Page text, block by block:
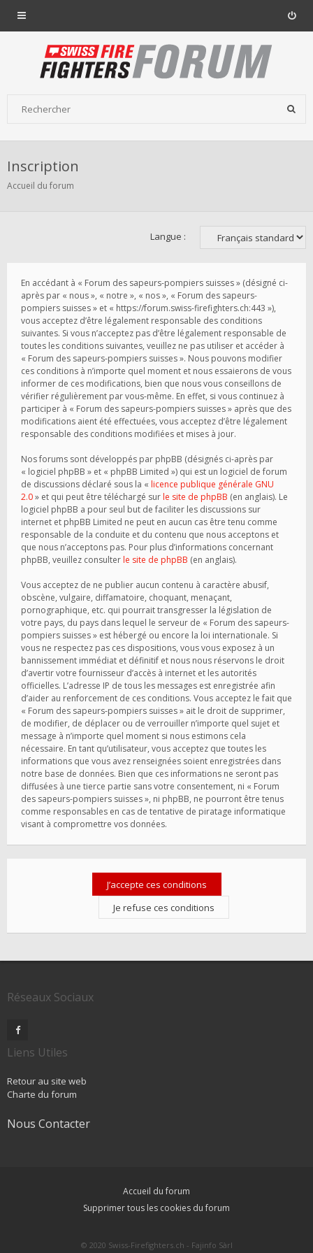
Inscription
Accueil du forum
Langue :
En accédant à « Forum des sapeurs-pompiers suisses » (désigné ci-
après par « nous », « notre », « nos », « Forum des sapeurs-
pompiers suisses » et « https://forum.swiss-firefighters.ch:443 »),
vous acceptez d’être légalement responsable des conditions
suivantes. Si vous n’acceptez pas d’être légalement responsable de
toutes les conditions suivantes, veuillez ne pas utiliser et accéder à
« Forum des sapeurs-pompiers suisses ». Nous pouvons modifier
ces conditions à n’importe quel moment et nous essaierons de vous
informer de ces modifications, bien que nous vous conseillons de
vérifier régulièrement par vous-même. En effet, si vous continuez à
participer à « Forum des sapeurs-pompiers suisses » après que des
modifications aient été effectuées, vous acceptez d’être légalement
responsable des conditions modifiées et mises à jour.
Nos forums sont développés par phpBB (désignés ci-après par
« logiciel phpBB » et « phpBB Limited ») qui est un logiciel de forum
de discussions déclaré sous la « licence publique générale GNU
2.0» et qui peut être téléchargé sur le site de phpBB (en anglais). Le
logiciel phpBB a pour seul but de faciliter les discussions sur
internet et phpBB Limited ne peut en aucun cas être tenu comme
responsable de la conduite et du contenu que nous acceptons et
que nous n’acceptons pas. Pour plus d’informations concernant
phpBB, veuillez consulter le site de phpBB (en anglais).
Vous acceptez de ne publier aucun contenu à caractère abusif,
obscène, vulgaire, diffamatoire, choquant, menaçant,
pornographique, etc. qui pourrait transgresser la législation de
votre pays, du pays dans lequel le serveur de « Forum des sapeurs-
pompiers suisses » est hébergé ou encore la loi internationale. Si
vous ne respectez pas ces dispositions, vous vous exposez à un
bannissement immédiat et définitif et nous nous réservons le droit
d’avertir votre fournisseur d’accès à internet et les autorités
officielles. L’adresse IP de tous les messages est enregistrée afin
d’aider au renforcement de ces conditions. Vous acceptez le fait que
« Forum des sapeurs-pompiers suisses » ait le droit de supprimer,
de modifier, de déplacer ou de verrouiller n’importe quel sujet et
message à n’importe quel moment si nous estimons cela
nécessaire. En tant qu’utilisateur, vous acceptez que toutes les
informations que vous avez renseignées soient enregistrées dans
notre base de données. Bien que ces informations ne seront pas
diffusées à une tierce partie sans votre consentement, ni « Forum
des sapeurs-pompiers suisses », ni phpBB, ne pourront être tenus
comme responsables en cas de tentative de piratage informatique
visant à compromettre vos données.
Réseaux Sociaux
Liens Utiles
Retour au site web
Charte du forum
Nous Contacter
Accueil du forum
Supprimer tous les cookies du forum
© 2020 Swiss-Firefighters.ch - Fajinfo Sàrl